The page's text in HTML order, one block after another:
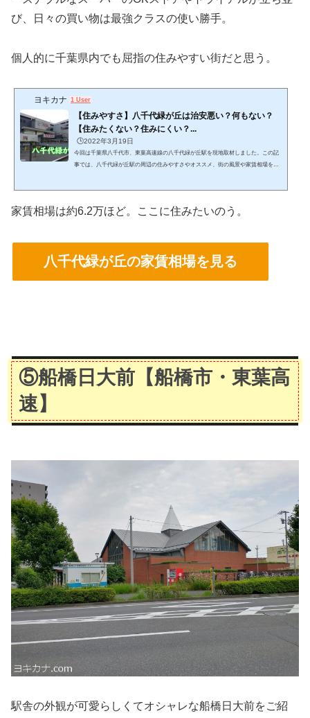
び、日々の買い物は最強クラスの使い勝手。
個人的に千葉県内でも屈指の住みやすい街だと思う。
ヨキカナ 1 User
【住みやすさ】八千代緑が丘は治安悪い？何もない？
【住みたくない？住みにくい？...
🕒️2022年3月19日
今回は千葉県八千代市、東葉高速線の八千代緑が丘駅を現地取材しました。この記
事では、八千代緑が丘駅の周辺の住みやすさやオススメ、街の風景や家賃相場を紹
い、街の生の雰囲気をお伝えします。 このページをチェックする事で、八千代緑が
家賃相場は約6.2万ほど。ここに住みたいのう。
八千代緑が丘の家賃相場を見る
⑤船橋日大前 【船橋市・東葉高
速】
駅舎の外観が可愛らしくてオシャレな船橋日大前をご紹